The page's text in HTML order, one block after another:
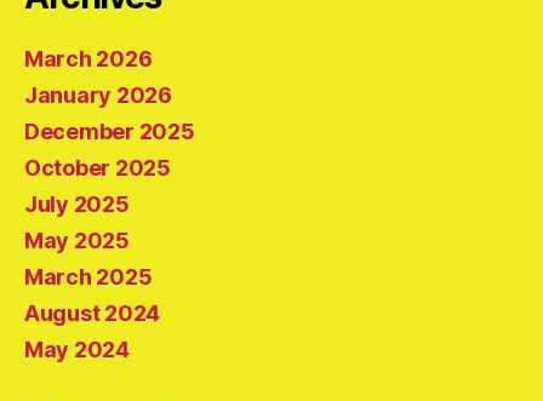
March 2026
January 2026
December 2025
October 2025
July 2025
May 2025
March 2025
August 2024
May 2024